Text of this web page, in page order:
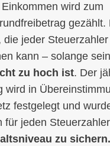
wird zum
gezählt.
die jeder Steuerzahler
kann – solange sein
zu hoch ist. Der
wird in
festgelegt und
für jeden
zu sichern.